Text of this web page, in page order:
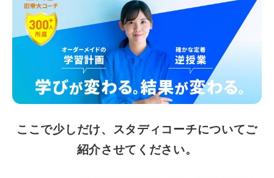
ここで少しだけ、スタディコーチについてご
紹介させてください。